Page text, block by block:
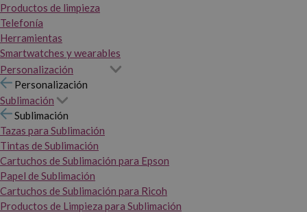
Productos de limpieza
Telefonía
Herramientas
Smartwatches y wearables
Personalización
Personalización
Sublimación
Sublimación
Tazas para Sublimación
Tintas de Sublimación
Cartuchos de Sublimación para Epson
Papel de Sublimación
Cartuchos de Sublimación para Ricoh
Productos de Limpieza para Sublimación